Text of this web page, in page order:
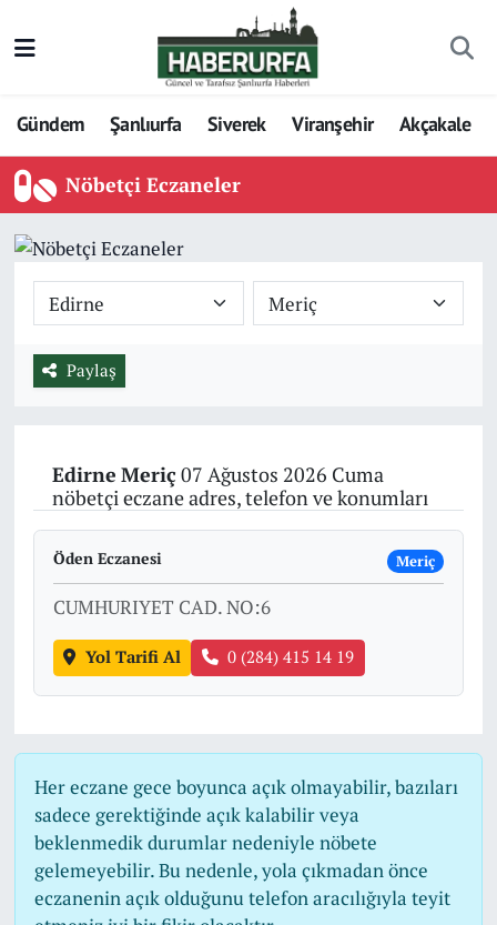
Gündem Şanlıurfa Siverek Viranşehir Akçakale
Nöbetçi Eczaneler
Paylaş
Edirne Meriç 07 Ağustos 2026 Cuma
nöbetçi eczane adres, telefon ve konumları
Öden Eczanesi Meriç
CUMHURIYET CAD. NO:6
Yol Tarifi Al 0 (284) 415 14 19
Her eczane gece boyunca açık olmayabilir, bazıları
sadece gerektiğinde açık kalabilir veya
beklenmedik durumlar nedeniyle nöbete
gelemeyebilir. Bu nedenle, yola çıkmadan önce
eczanenin açık olduğunu telefon aracılığıyla teyit